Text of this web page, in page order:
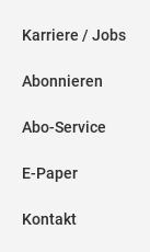
Karriere / Jobs
Abonnieren
Abo-Service
E-Paper
Kontakt